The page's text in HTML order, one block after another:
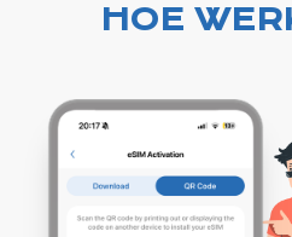
HOE